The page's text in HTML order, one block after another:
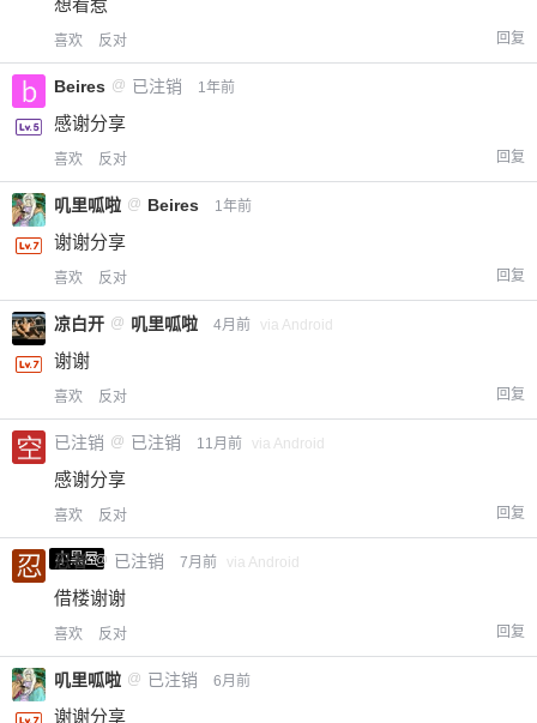
想看惹
喜欢 反对 回复
Beires @ 已注销 1年前
感谢分享
喜欢 反对 回复
叽里呱啦 @ Beires 1年前
谢谢分享
喜欢 反对 回复
凉白开 @ 叽里呱啦 4月前 via Android
谢谢
喜欢 反对 回复
已注销 @ 已注销 11月前 via Android
感谢分享
喜欢 反对 回复
小黑屋
忍者 @ 已注销 7月前 via Android
借楼谢谢
喜欢 反对 回复
叽里呱啦 @ 已注销 6月前
谢谢分享